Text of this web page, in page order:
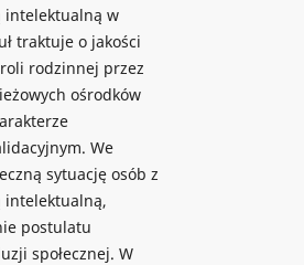
intelektualną w
traktuje o jakości
roli rodzinnej przez
ośrodków
We
sytuację osób z
intelektualną,
postulatu
społecznej. W